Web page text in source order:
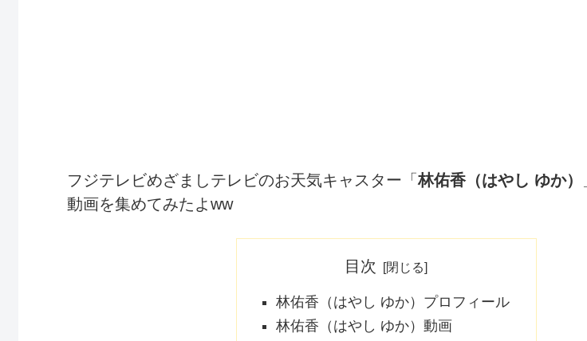
フジテレビめざましテレビのお天気キャスター「林佑香（はやし ゆか）
動画を集めてみたよww
目次
林佑香（はやし ゆか）プロフィール
林佑香（はやし ゆか）動画